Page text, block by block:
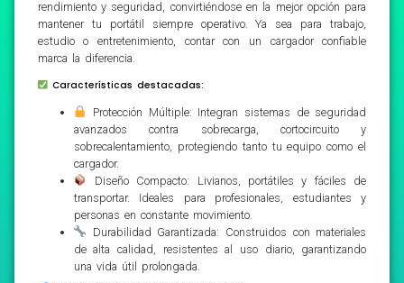
rendimiento y seguridad, convirtiéndose en la mejor opción para
mantener tu portátil siempre operativo. Ya sea para trabajo,
estudio o entretenimiento, contar con un cargador confiable
marca la diferencia.
Características destacadas:
Protección Múltiple: Integran sistemas de seguridad
avanzados contra sobrecarga, cortocircuito y
sobrecalentamiento, protegiendo tanto tu equipo como el
cargador.
Diseño Compacto: Livianos, portátiles y fáciles de
transportar. Ideales para profesionales, estudiantes y
personas en constante movimiento.
Durabilidad Garantizada: Construidos con materiales
de alta calidad, resistentes al uso diario, garantizando
una vida útil prolongada.